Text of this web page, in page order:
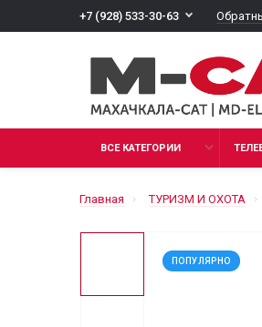
+7 (928) 533-30-63
ВСЕ КАТЕГОРИИ
Главная ТУРИЗМ И ОХОТА
ПОПУЛЯРНО